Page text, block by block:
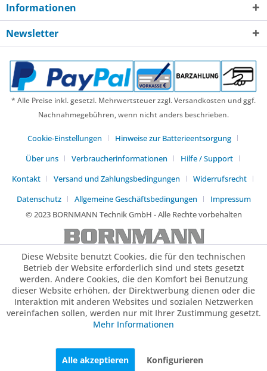
Informationen
Newsletter
* Alle Preise inkl. gesetzl. Mehrwertsteuer zzgl. Versandkosten und ggf.
Nachnahmegebühren, wenn nicht anders beschrieben.
Cookie-Einstellungen
Hinweise zur Batterieentsorgung
Über uns
Verbraucherinformationen
Hilfe / Support
Kontakt
Versand und Zahlungsbedingungen
Widerrufsrecht
Datenschutz
Allgemeine Geschäftsbedingungen
Impressum
© 2023 BORNMANN Technik GmbH - Alle Rechte vorbehalten
Diese Website benutzt Cookies, die für den technischen
Betrieb der Website erforderlich sind und stets gesetzt
werden. Andere Cookies, die den Komfort bei Benutzung
dieser Website erhöhen, der Direktwerbung dienen oder die
Interaktion mit anderen Websites und sozialen Netzwerken
vereinfachen sollen, werden nur mit Ihrer Zustimmung gesetzt.
Mehr Informationen
Alle akzeptieren Konfigurieren